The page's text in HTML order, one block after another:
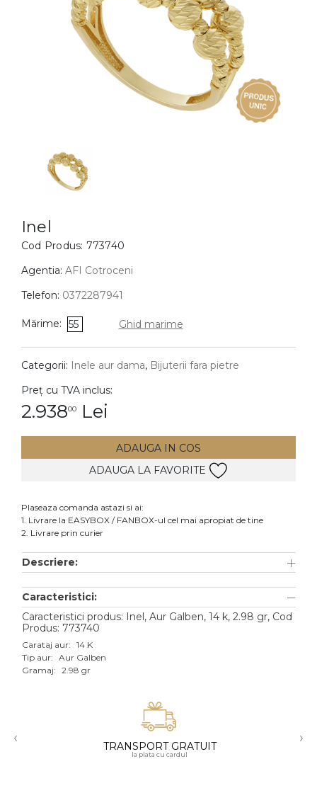
BIJUTERII COPII
Cercei
Bratari
Coliere
Lanturi
Pandantive
DIAMANTE Vezi toate
Cercei
Accesorii
Aur alb
Aur roz
Aur mixt
18K
Inel
Cod Produs: 773740
Agentia: AFI Cotroceni
Telefon: 0372287941
Mărime: 55 Ghid marime
Categorii: Inele aur dama, Bijuterii fara pietre
Preț cu TVA inclus:
2.93800 Lei
ADAUGA IN COS
ADAUGA LA FAVORITE
Plaseaza comanda astazi si ai:
1. Livrare la EASYBOX / FANBOX-ul cel mai apropiat de tine
2. Livrare prin curier
Descriere:
Caracteristici:
Caracteristici produs: Inel, Aur Galben, 14 k, 2.98 gr, Cod
Produs: 773740
Carataj aur: 14 K
Tip aur: Aur Galben
Gramaj: 2.98 gr
‹ TRANSPORT GRATUIT
la plata cu cardul
›